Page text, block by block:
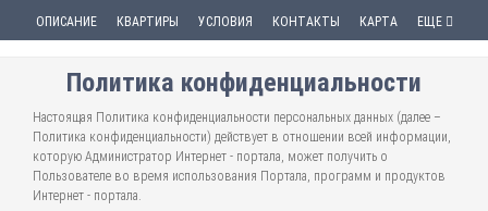
ОПИСАНИЕ КВАРТИРЫ УСЛОВИЯ КОНТАКТЫ КАРТА ЕЩЕ
Политика конфиденциальности
Настоящая Политика конфиденциальности персональных данных (далее –
Политика конфиденциальности) действует в отношении всей информации,
которую Администратор Интернет - портала, может получить о
Пользователе во время использования Портала, программ и продуктов
Интернет - портала.